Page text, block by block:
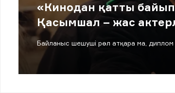
«Кинодан қатты байып
Қасымшал – жас
Байланыс шешуші рөл атқара ма,